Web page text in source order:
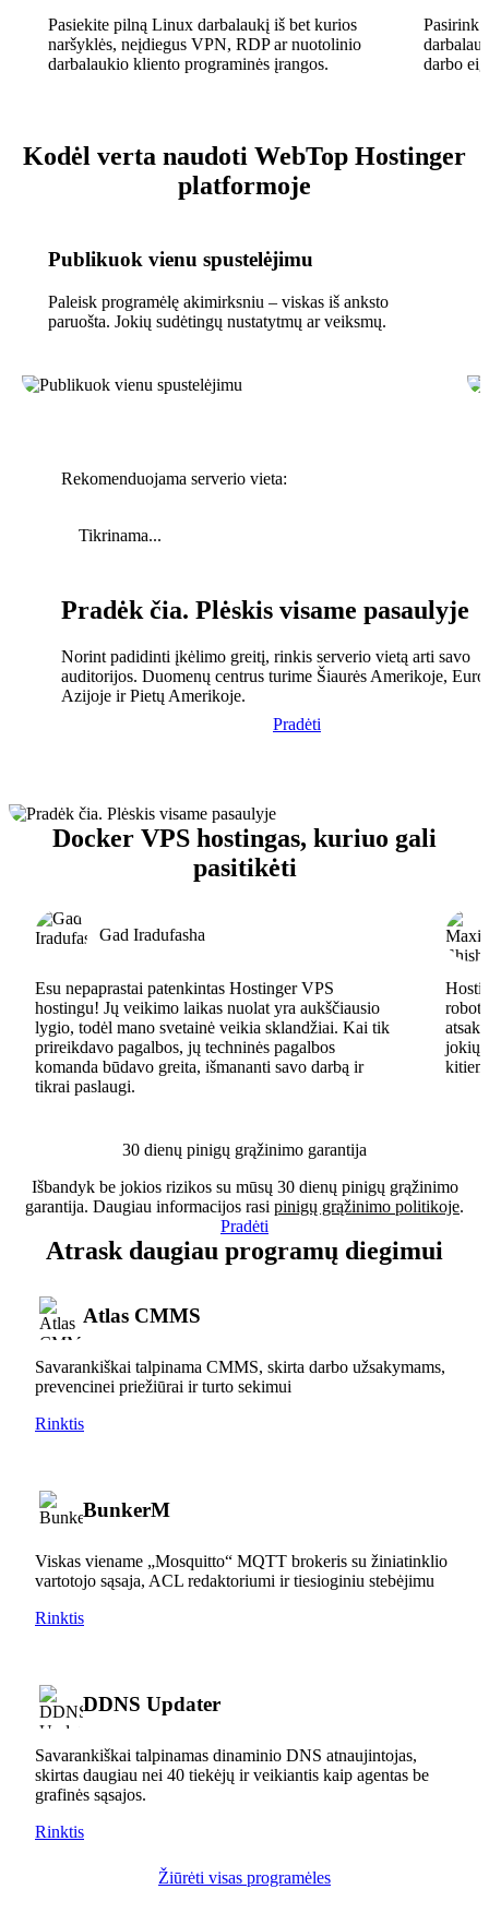
Pasiekite pilną Linux darbalaukį iš bet kurios
naršyklės, neįdiegus VPN, RDP ar nuotolinio
darbalaukio kliento programinės įrangos.
Pasirink
darbo
Kodėl verta naudoti WebTop Hostinger
platformoje
Publikuok vienu spustelėjimu
Paleisk programėlę akimirksniu – viskas iš anksto
paruošta. Jokių sudėtingų nustatytmų ar veiksmų.
Rekomenduojama serverio vieta:
Tikrinama...
Pradėk čia. Plėskis visame pasaulyje
Norint padidinti įkėlimo greitį, rinkis serverio vietą arti savo
auditorijos. Duomenų centrus turime Šiaurės Amerikoje,
Azijoje ir Pietų Amerikoje.
Pradėti
Docker VPS hostingas, kuriuo gali
pasitikėti
Gad Iradufasha
Esu nepaprastai patenkintas Hostinger VPS
hostingu! Jų veikimo laikas nuolat yra aukščiausio
lygio, todėl mano svetainė veikia sklandžiai. Kai tik
prireikdavo pagalbos, jų techninės pagalbos
komanda būdavo greita, išmananti savo darbą ir
tikrai paslaugi.
jokių
30 dienų pinigų grąžinimo garantija
Išbandyk be jokios rizikos su mūsų 30 dienų pinigų grąžinimo
garantija. Daugiau informacijos rasi pinigų grąžinimo politikoje.
Pradėti
Atrask daugiau programų diegimui
Atlas CMMS
Savarankiškai talpinama CMMS, skirta darbo užsakymams,
prevencinei priežiūrai ir turto sekimui
Rinktis
BunkerM
Viskas viename „Mosquitto“ MQTT brokeris su žiniatinklio
vartotojo sąsaja, ACL redaktoriumi ir tiesioginiu stebėjimu
Rinktis
DDNS Updater
Savarankiškai talpinamas dinaminio DNS atnaujintojas,
skirtas daugiau nei 40 tiekėjų ir veikiantis kaip agentas be
grafinės sąsajos.
Rinktis
Žiūrėti visas programėles